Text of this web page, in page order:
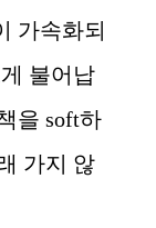
가속화되
불어납
을 soft하
가지 않